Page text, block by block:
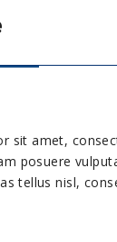
sit amet,
posuere
tellus nisl,